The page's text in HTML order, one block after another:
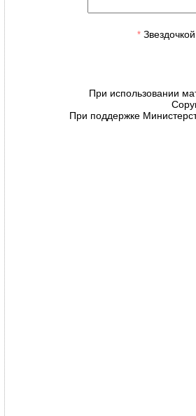
*
При использовании
При поддержке